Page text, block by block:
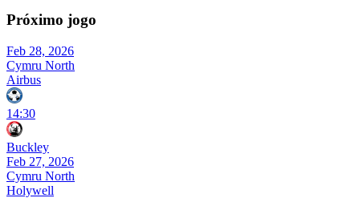
Próximo jogo
Feb 28, 2026
Cymru North
Airbus
14:30
Buckley
Feb 27, 2026
Cymru North
Holywell